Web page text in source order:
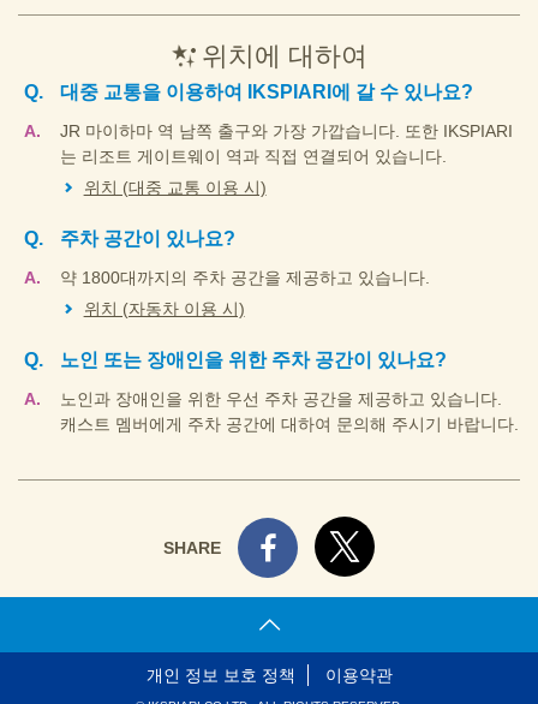
위치에 대하여
대중 교통을 이용하여 IKSPIARI에 갈 수 있나요?
JR 마이하마 역 남쪽 출구와 가장 가깝습니다. 또한 IKSPIARI
는 리조트 게이트웨이 역과 직접 연결되어 있습니다.
위치 (대중 교통 이용 시)
주차 공간이 있나요?
약 1800대까지의 주차 공간을 제공하고 있습니다.
위치 (자동차 이용 시)
노인 또는 장애인을 위한 주차 공간이 있나요?
노인과 장애인을 위한 우선 주차 공간을 제공하고 있습니다.
캐스트 멤버에게 주차 공간에 대하여 문의해 주시기 바랍니다.
SHARE
개인 정보 보호 정책 이용약관